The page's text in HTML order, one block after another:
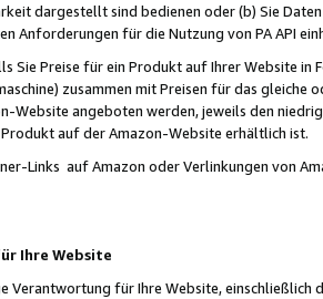
dargestellt sind bedienen oder (b) Sie
Anforderungen für die Nutzung von PA API
Sie Preise für ein Produkt auf Ihrer Website
zusammen mit Preisen für das
Website angeboten werden, jeweils den
auf der Amazon-Website erhältlich ist.
Links auf Amazon oder Verlinkungen von
Ihre Website
Verantwortung für Ihre Website,